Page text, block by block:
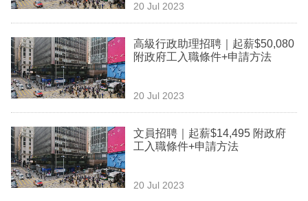
場
生
活
時
事
專
欄
20 Jul 2023
高級行政助理招聘｜起薪$50,080
附政府工入職條件+申請方法
20 Jul 2023
文員招聘｜起薪$14,495 附政府
工入職條件+申請方法
20 Jul 2023